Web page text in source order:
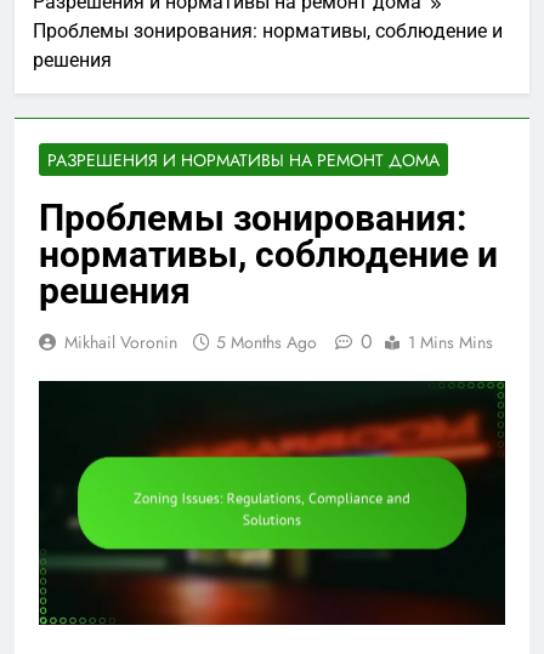
Проблемы зонирования: нормативы, соблюдение и
решения
РАЗРЕШЕНИЯ И НОРМАТИВЫ НА РЕМОНТ ДОМА
Проблемы зонирования:
нормативы, соблюдение и
решения
Mikhail Voronin 5 Months Ago 0 1 Mins Mins